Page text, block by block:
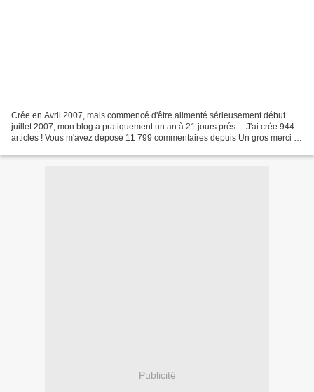
Crée en Avril 2007, mais commencé d'être alimenté sérieusement début
juillet 2007, mon blog a pratiquement un an à 21 jours prés ... J'ai crée 944
articles ! Vous m'avez déposé 11 799 commentaires depuis Un gros merci à
Publicité